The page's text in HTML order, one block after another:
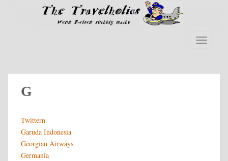
G
Twittern
Garuda Indonesia
Georgian Airways
Germania